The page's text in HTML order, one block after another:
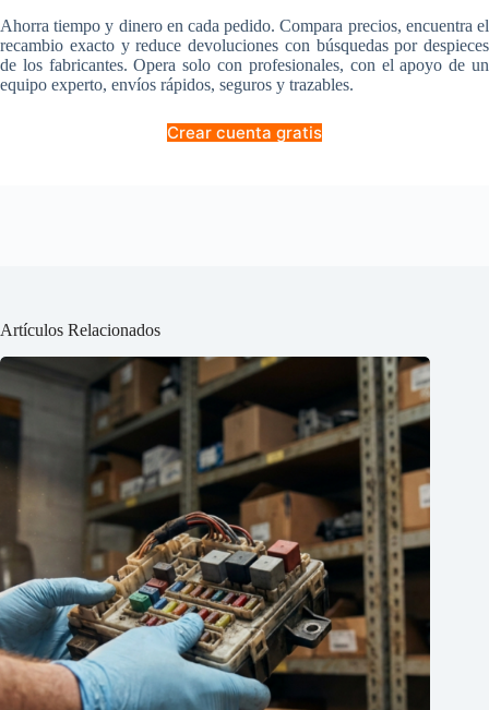
Ahorra tiempo y dinero en cada pedido. Compara precios, encuentra el
recambio exacto y reduce devoluciones con búsquedas por despieces
de los fabricantes. Opera solo con profesionales, con el apoyo de un
equipo experto, envíos rápidos, seguros y trazables.
Crear cuenta gratis
Artículos Relacionados